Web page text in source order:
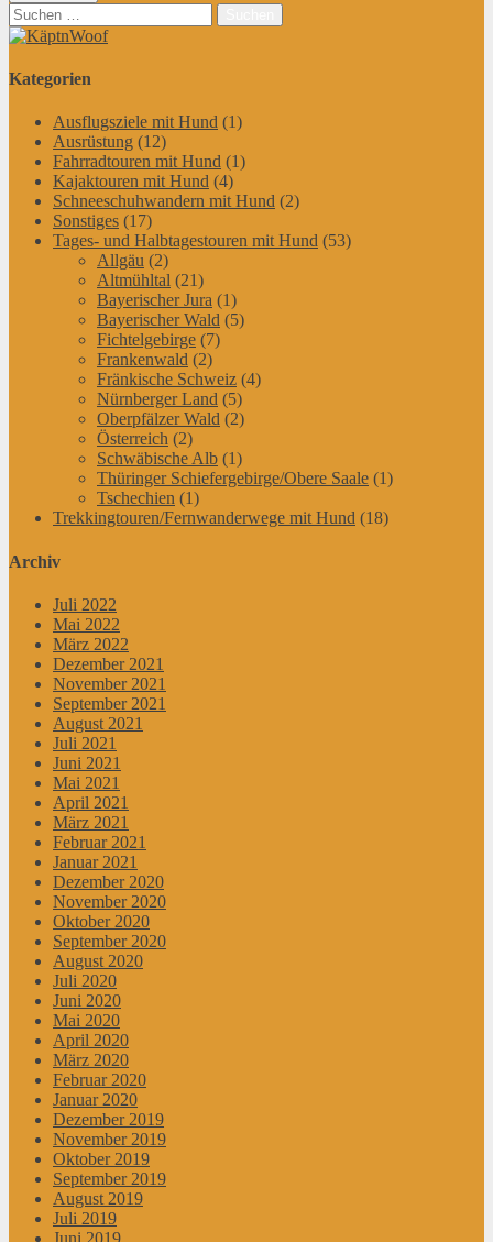
Suchen
nach:
Kategorien
Ausflugsziele mit Hund (1)
Ausrüstung (12)
Fahrradtouren mit Hund (1)
Kajaktouren mit Hund (4)
Schneeschuhwandern mit Hund (2)
Sonstiges (17)
Tages- und Halbtagestouren mit Hund (53)
Allgäu (2)
Altmühltal (21)
Bayerischer Jura (1)
Bayerischer Wald (5)
Fichtelgebirge (7)
Frankenwald (2)
Fränkische Schweiz (4)
Nürnberger Land (5)
Oberpfälzer Wald (2)
Österreich (2)
Schwäbische Alb (1)
Thüringer Schiefergebirge/Obere Saale (1)
Tschechien (1)
Trekkingtouren/Fernwanderwege mit Hund (18)
Archiv
Juli 2022
Mai 2022
März 2022
Dezember 2021
November 2021
September 2021
August 2021
Juli 2021
Juni 2021
Mai 2021
April 2021
März 2021
Februar 2021
Januar 2021
Dezember 2020
November 2020
Oktober 2020
September 2020
August 2020
Juli 2020
Juni 2020
Mai 2020
April 2020
März 2020
Februar 2020
Januar 2020
Dezember 2019
November 2019
Oktober 2019
September 2019
August 2019
Juli 2019
Juni 2019